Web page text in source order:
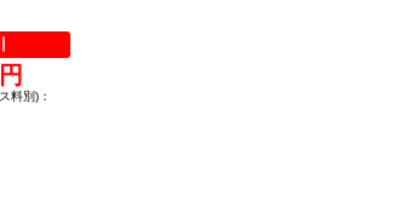
料別)：